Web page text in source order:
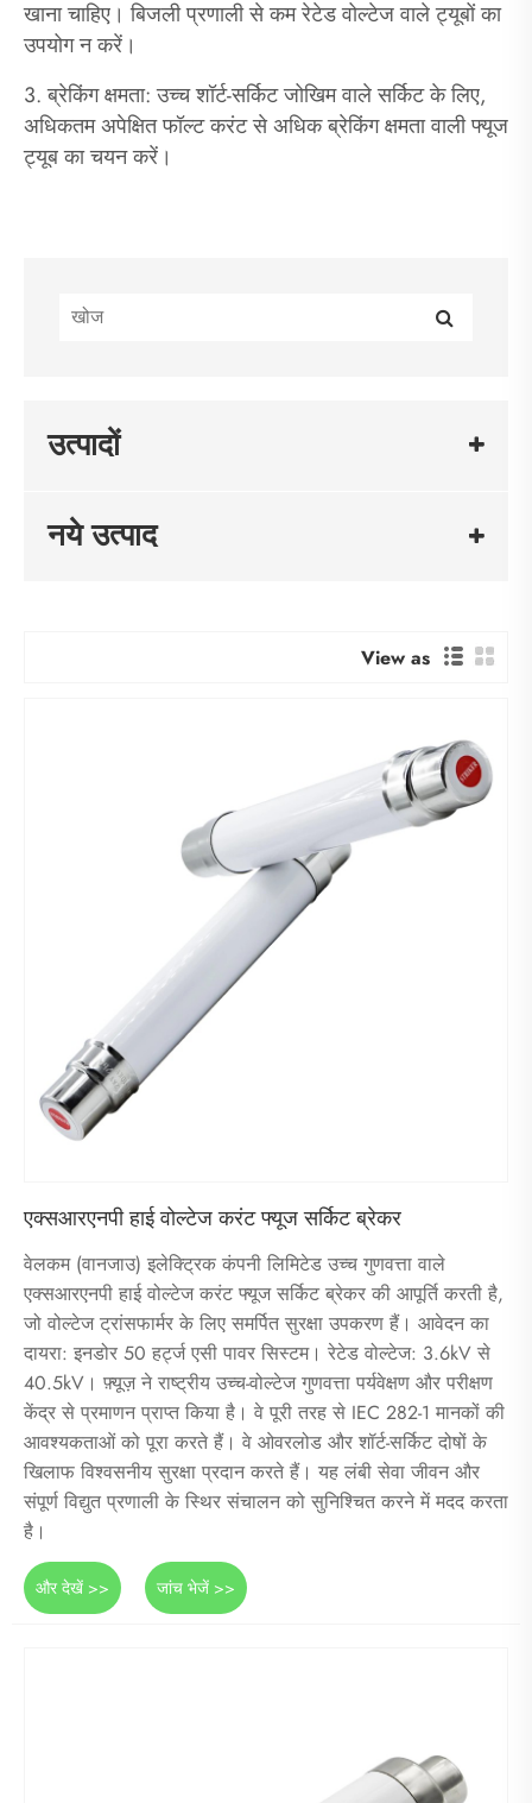
खाना चाहिए। बिजली प्रणाली से कम रेटेड वोल्टेज वाले ट्यूबों का
उपयोग न करें।
3. ब्रेकिंग क्षमता: उच्च शॉर्ट-सर्किट जोखिम वाले सर्किट के लिए,
अधिकतम अपेक्षित फॉल्ट करंट से अधिक ब्रेकिंग क्षमता वाली फ्यूज
ट्यूब का चयन करें।
उत्पादों
नये उत्पाद
View as
एक्सआरएनपी हाई वोल्टेज करंट फ्यूज सर्किट ब्रेकर
वेलकम (वानजाउ) इलेक्ट्रिक कंपनी लिमिटेड उच्च गुणवत्ता वाले
एक्सआरएनपी हाई वोल्टेज करंट फ्यूज सर्किट ब्रेकर की आपूर्ति करती है,
जो वोल्टेज ट्रांसफार्मर के लिए समर्पित सुरक्षा उपकरण हैं। आवेदन का
दायरा: इनडोर 50 हर्ट्ज एसी पावर सिस्टम। रेटेड वोल्टेज: 3.6kV से
40.5kV। फ़्यूज़ ने राष्ट्रीय उच्च-वोल्टेज गुणवत्ता पर्यवेक्षण और परीक्षण
केंद्र से प्रमाणन प्राप्त किया है। वे पूरी तरह से IEC 282-1 मानकों की
आवश्यकताओं को पूरा करते हैं। वे ओवरलोड और शॉर्ट-सर्किट दोषों के
खिलाफ विश्वसनीय सुरक्षा प्रदान करते हैं। यह लंबी सेवा जीवन और
संपूर्ण विद्युत प्रणाली के स्थिर संचालन को सुनिश्चित करने में मदद करता
है।
और देखें >> जांच भेजें >>